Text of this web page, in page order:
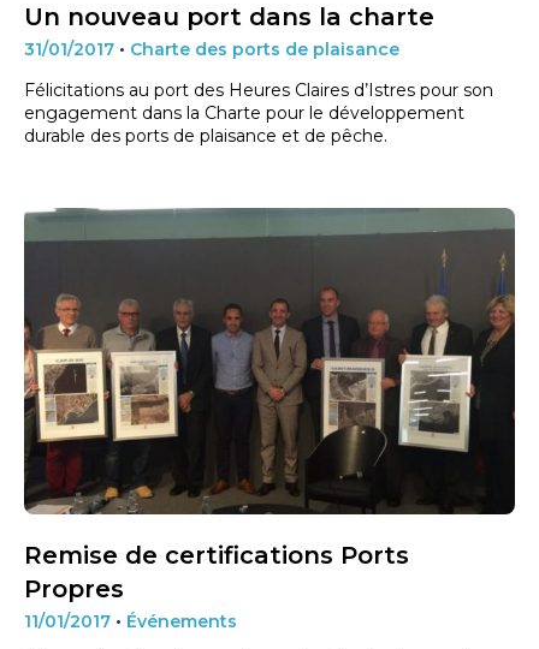
Un nouveau port dans la charte
31/01/2017 • Charte des ports de plaisance
Félicitations au port des Heures Claires d’Istres pour son
engagement dans la Charte pour le développement
durable des ports de plaisance et de pêche.
Remise de certifications Ports
Propres
11/01/2017 • Événements